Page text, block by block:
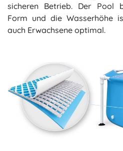
sicheren Betrieb. Der Pool
Form und die Wasserhöhe
auch Erwachsene optimal.